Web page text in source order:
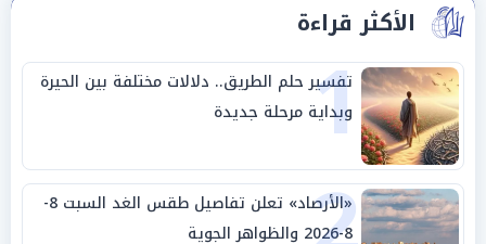
الأكثر قراءة
1
تفسير حلم الطريق.. دلالات مختلفة بين الحيرة
وبداية مرحلة جديدة
«الأرصاد» تعلن تفاصيل طقس الغد السبت 8-
8-2026 والظواهر الجوية